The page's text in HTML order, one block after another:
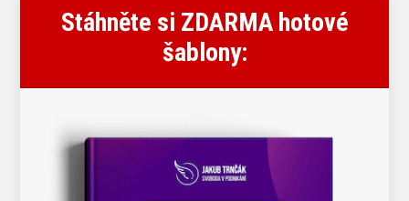
Stáhněte si ZDARMA hotové
šablony: